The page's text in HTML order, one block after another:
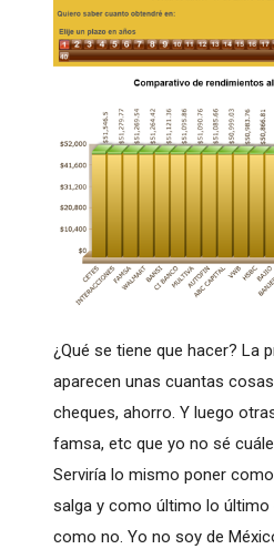
¿Qué se tiene que hacer? La
aparecen unas cuantas
cheques, ahorro. Y luego
famsa, etc que yo no sé
Serviría lo mismo poner
salga y como último lo
como no. Yo no soy de